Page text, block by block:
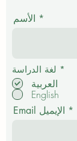
الأسم
لغة الدراسة *
م
ي
العربية
English
Email الإيميل